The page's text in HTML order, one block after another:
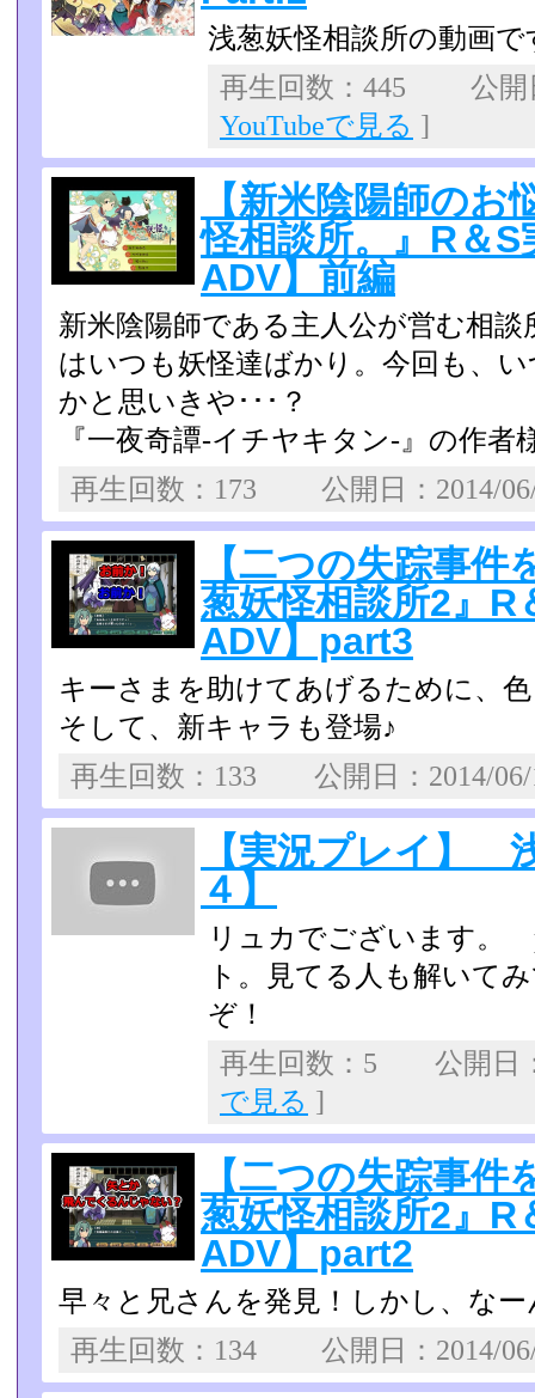
浅葱妖怪相談所の動画で
再生回数：445 公
YouTubeで見る ]
【新米陰陽師のお
怪相談所。』R＆S
ADV】前編
新米陰陽師である主人公が営む相
はいつも妖怪達ばかり。今­回も、
かと思いきや･･･？
『一夜奇譚-イチヤキタン-』の作者
再生回数：173 公開日：
【二つの失踪事
葱妖怪相談所2』R
ADV】part3
キーさまを助けてあげるために、
そして、新キャラも登場♪
再生回数：133 公開日：
【実況プレイ】
４】
リュカでございます。
ト。見てる人も解い
ぞ！
再生回数：5 公開
で見る ]
【二つの失踪事
葱妖怪相談所2』R
ADV】part2
早々と兄さんを発見！しかし、な
再生回数：134 公開日：